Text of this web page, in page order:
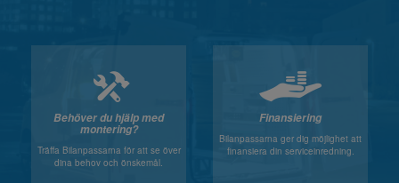
Behöver du hjälp med
montering?
Träffa Bilanpassarna för att se över
dina behov och önskemål.
Finansiering
Bilanpassarna ger dig möjlighet att
finansiera din serviceinredning.